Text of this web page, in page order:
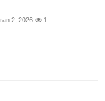
2, 2026 1